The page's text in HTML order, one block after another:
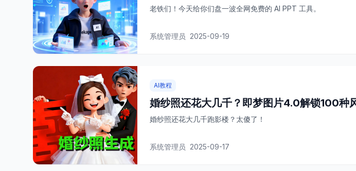
老铁们！今天给你们盘一波全网免费的 AI PPT 工具。
系统管理员 2025-09-19
AI教程
婚纱照还花大几千？即梦图片4.0解锁100种
婚纱照还花大几千跑影楼？太傻了！
系统管理员 2025-09-17